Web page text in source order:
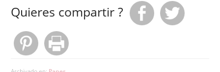
Quieres compartir ?